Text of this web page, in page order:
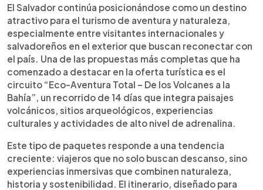
Escuchar artículo
El Salvador fortalece su oferta turística con un
circuito de 14 días que integra aventura, cultura y
naturaleza en distintas regiones del país. La ruta
incluye experiencias como canopy en Apaneca,
caminatas en zonas volcánicas, visitas a sitios
arqueológicos como Joya de Cerén y recorridos
por manglares en la Bahía de Jiquilisco. Además,
incorpora actividades culturales en Suchitoto y
paisajes emblemáticos como la Laguna de
Alegría. Esta propuesta busca atraer tanto a
turistas extranjeros como a la diáspora
salvadoreña, destacando la diversidad de
destinos en un territorio compacto y promoviendo
el turismo sostenible y de experiencias en
crecimiento.
El Salvador continúa posicionándose como un destino
atractivo para el turismo de aventura y naturaleza,
especialmente entre visitantes internacionales y
salvadoreños en el exterior que buscan reconectar con
el país. Una de las propuestas más completas que ha
comenzado a destacar en la oferta turística es el
circuito “Eco-Aventura Total – De los Volcanes a la
Bahía”, un recorrido de 14 días que integra paisajes
volcánicos, sitios arqueológicos, experiencias
culturales y actividades de alto nivel de adrenalina.
Este tipo de paquetes responde a una tendencia
creciente: viajeros que no solo buscan descanso, sino
experiencias inmersivas que combinen naturaleza,
historia y sostenibilidad. El itinerario, diseñado para